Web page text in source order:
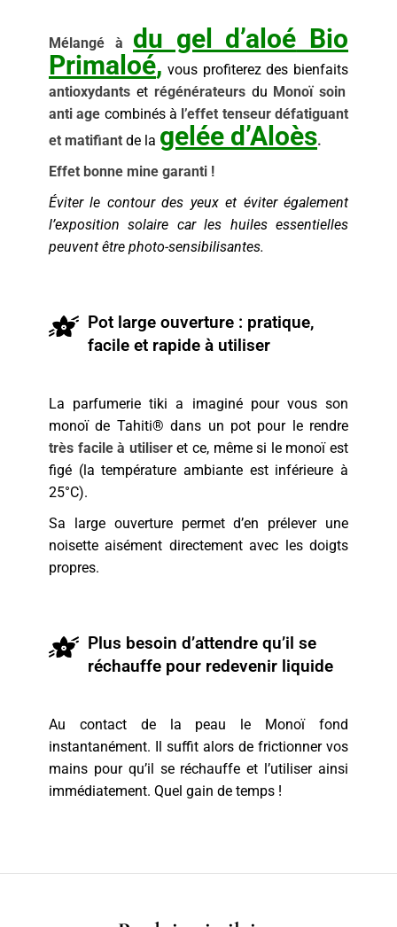
Mélangé à du gel d’aloé Bio
Primaloé, vous profiterez des bienfaits
antioxydants et régénérateurs du Monoï soin
anti age combinés à l’effet tenseur défatiguant
et matifiant de la gelée d’Aloès.
Effet bonne mine garanti !
Éviter le contour des yeux et éviter également
l’exposition solaire car les huiles essentielles
peuvent être photo-sensibilisantes.
Pot large ouverture : pratique,
facile et rapide à utiliser
La parfumerie tiki a imaginé pour vous son
monoï de Tahiti® dans un pot pour le rendre
très facile à utiliseret ce, même si le monoï est
figé (la température ambiante est inférieure à
25°C).
Sa large ouverture permet d’en prélever une
noisette aisément directement avec les doigts
propres.
Plus besoin d’attendre qu’il se
réchauffe pour redevenir liquide
Au contact de la peau le Monoï fond
instantanément. Il suffit alors de frictionner vos
mains pour qu’il se réchauffe et l’utiliser ainsi
immédiatement. Quel gain de temps !